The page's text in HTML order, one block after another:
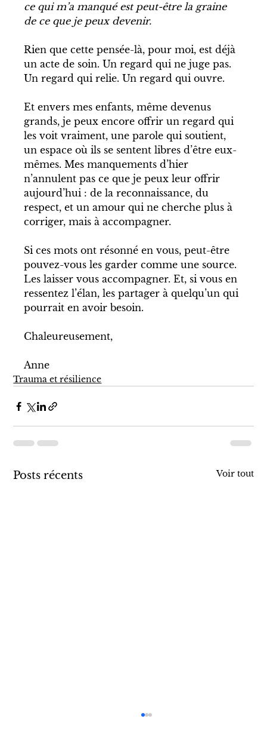
ce qui m’a manqué est peut-être la graine
de ce que je peux devenir.
Rien que cette pensée-là, pour moi, est déjà
un acte de soin. Un regard qui ne juge pas.
Un regard qui relie. Un regard qui ouvre.
Et envers mes enfants, même devenus
grands, je peux encore offrir un regard qui
les voit vraiment, une parole qui soutient,
un espace où ils se sentent libres d’être eux-
mêmes. Mes manquements d’hier
n’annulent pas ce que je peux leur offrir
aujourd’hui : de la reconnaissance, du
respect, et un amour qui ne cherche plus à
corriger, mais à accompagner.
Si ces mots ont résonné en vous, peut-être
pouvez-vous les garder comme une source.
Les laisser vous accompagner. Et, si vous en
ressentez l’élan, les partager à quelqu’un qui
pourrait en avoir besoin.
Chaleureusement,
Anne
Trauma et résilience
Posts récents Voir tout